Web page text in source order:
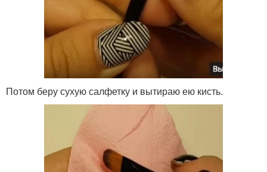
Потом беру сухую салфетку и вытираю ею кисть.